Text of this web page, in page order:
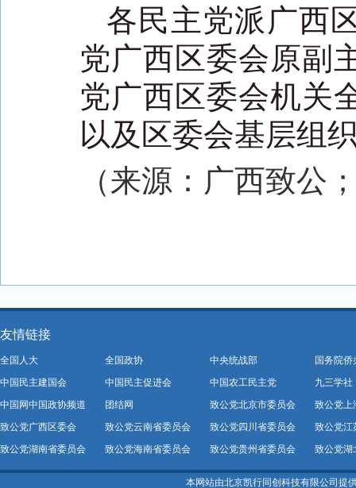
各民主党派广西
党广西区委会原副
党广西区委会机关
以及区委会基层组
（来源：广西致公
友情链接
全国人大 全国政协 中央统战部
国务院侨
中国民主建国会
中国民主促进会 中国农工民主党
九三学社
中国网中国政协频道
团结网 致公党北京市委员会
致公党上
致公党广西区委会
致公党云南省委员会 致公党四川省委员会
致公党江
致公党湖南省委员会
致公党海南省委员会 致公党贵州省委员会 致公党湖
本网站由北京凯行同创科技有限公司提